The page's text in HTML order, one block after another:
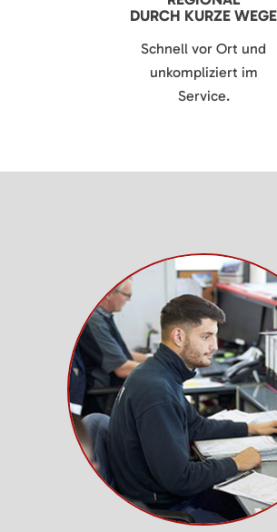
DURCH KURZE WEGE
Schnell vor Ort und
unkompliziert im
Service.